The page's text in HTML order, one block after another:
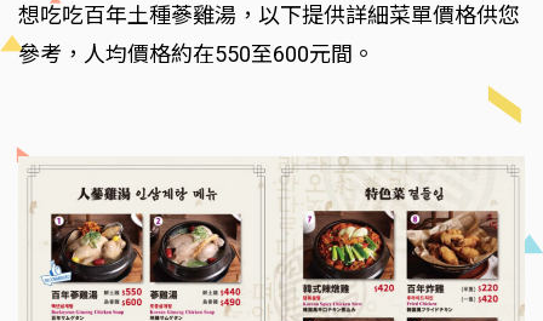
想吃吃百年土種蔘雞湯，以下提供詳細菜單價格供您
參考，人均價格約在550至600元間。